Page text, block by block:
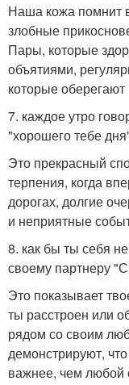
Наша кожа помнит
злобные
Пары, которые
объятиями,
которые
7. каждое утро
"хорошего тебе
Это прекрасный
терпения, когда
дорогах, долгие
и неприятные
8. как бы ты себя
своему партнеру
Это показывает
ты расстроен или
рядом со своим
демонстрируют,
важнее, чем любой